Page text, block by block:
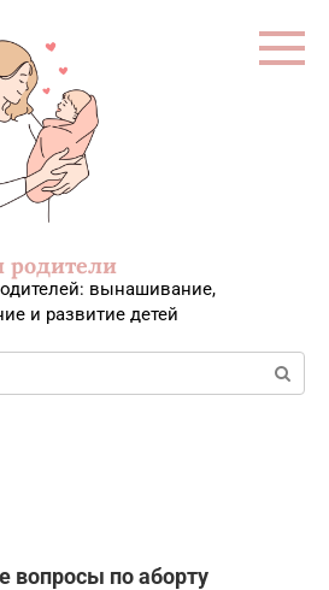
родители
вынашивание,
и развитие детей
вопросы по аборту